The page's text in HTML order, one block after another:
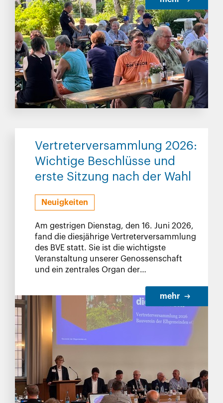
Vertreterversammlung 2026:
Wichtige Beschlüsse und
erste Sitzung nach der Wahl
Neuigkeiten
Am gestrigen Dienstag, den 16. Juni 2026,
fand die diesjährige Vertreterversammlung
des BVE statt. Sie ist die wichtigste
Veranstaltung unserer Genossenschaft
und ein zentrales Organ der
mehr